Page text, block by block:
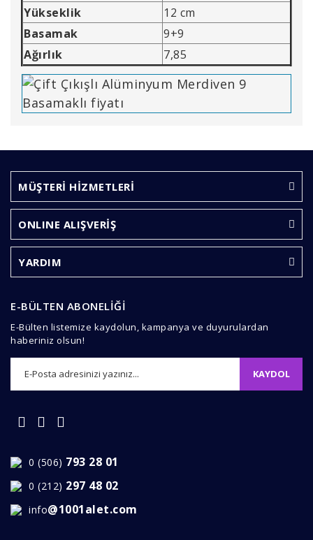
Yükseklik
12 cm
Basamak
9+9
Ağırlık
7,85
Yorum Yaz
Görüş ve önerileriniz için teşekkür ederiz.
Ürün resmi kalitesiz, bozuk veya görüntülenemiyor.
Ürün açıklamasında eksik bilgiler bulunuyor.
Ürün fiyatı diğer sitelerden daha pahalı.
MÜŞTERİ HİZMETLERİ
ONLINE ALIŞVERİŞ
YARDIM
E-BÜLTEN ABONELİĞİ
E-Bülten listemize kaydolun, kampanya ve duyurulardan
haberiniz olsun!
KAYDOL
0 (506) 793 28 01
0 (212) 297 48 02
info@1001alet.com